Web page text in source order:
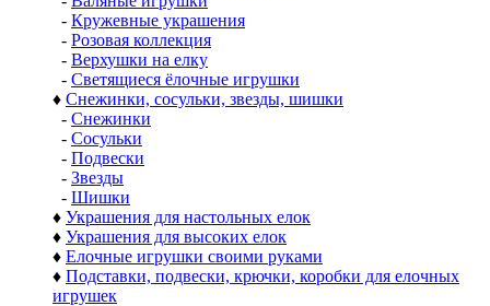
- Кружевные украшения
- Розовая коллекция
- Верхушки на елку
- Светящиеся ёлочные игрушки
♦ Снежинки, сосульки, звезды, шишки
- Снежинки
- Сосульки
- Подвески
- Звезды
- Шишки
♦ Украшения для настольных елок
♦ Украшения для высоких елок
♦ Елочные игрушки своими руками
♦ Подставки, подвески, крючки, коробки для елочных
игрушек